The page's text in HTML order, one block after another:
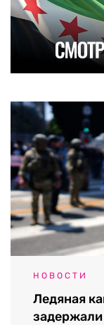
НОВОСТИ
Ледяная